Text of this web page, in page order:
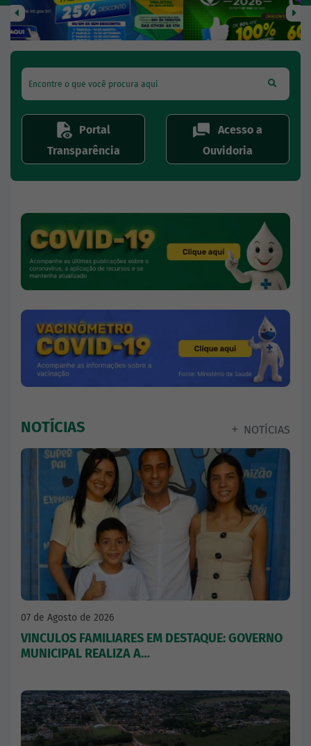
Anterior
Encontre o que você procura aqui
Portal
Transparência
Acesso a
Ouvidoria
NOTÍCIAS NOTÍCIAS
07 de Agosto de 2026
VINCULOS FAMILIARES EM DESTAQUE: GOVERNO
MUNICIPAL REALIZA A…